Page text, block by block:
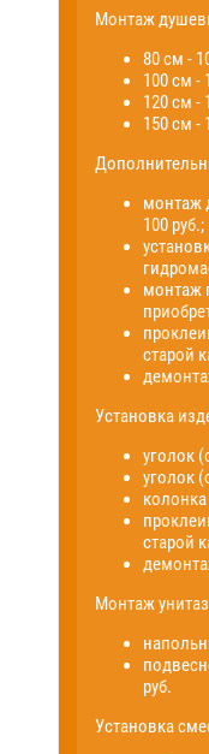
Монтаж
80 см -
100 см -
120 см -
150 см -
монтаж
100 руб.;
монтаж
старой
Установка
уголок
уголок
старой
Монтаж
руб.
Установка